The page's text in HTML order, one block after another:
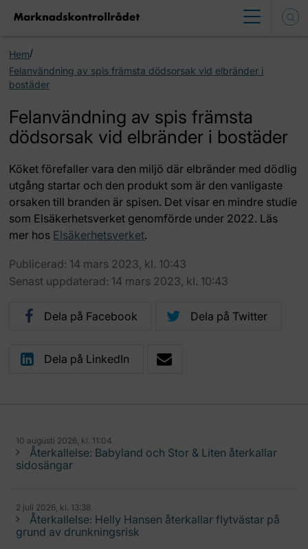
Hem/
Felanvändning av spis främsta dödsorsak vid elbränder i
bostäder
Felanvändning av spis främsta
dödsorsak vid elbränder i bostäder
Köket förefaller vara den miljö där elbränder med dödlig
utgång startar och den produkt som är den vanligaste
orsaken till branden är spisen. Det visar en mindre studie
som Elsäkerhetsverket genomförde under 2022. Läs
mer hos Elsäkerhetsverket.
Publicerad: 14 mars 2023, kl. 10:43
Senast uppdaterad: 14 mars 2023, kl. 10:43
Dela på Facebook Dela på Twitter
Dela på LinkedIn
10 augusti 2026, kl. 11:04
Återkallelse: Babyland och Stor & Liten återkallar
sidosängar
2 juli 2026, kl. 13:38
Återkallelse: Helly Hansen återkallar flytvästar på
grund av drunkningsrisk